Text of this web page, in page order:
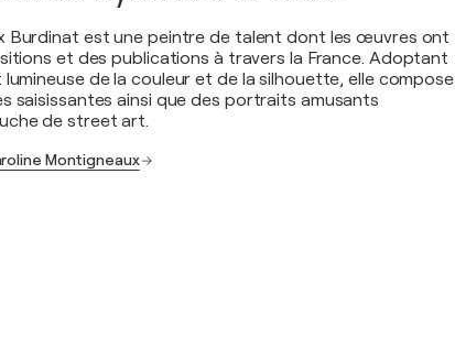
Burdinat est une peintre de talent dont les œuvres ont
et des publications à travers la France. Adoptant
de la couleur et de la silhouette, elle compose
saisissantes ainsi que des portraits amusants
de street art.
Montigneaux